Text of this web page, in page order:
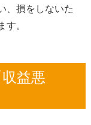
、損をしないた
す。
益悪